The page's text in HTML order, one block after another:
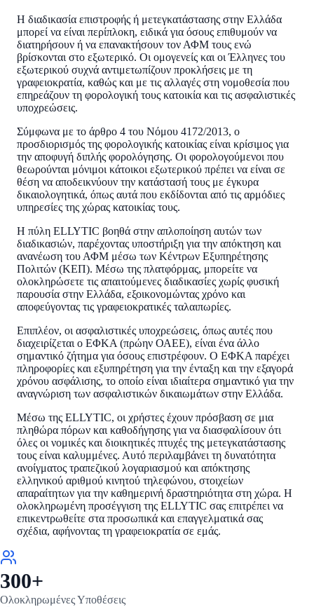
Η διαδικασία επιστροφής ή μετεγκατάστασης στην Ελλάδα
μπορεί να είναι περίπλοκη, ειδικά για όσους επιθυμούν να
διατηρήσουν ή να επανακτήσουν τον ΑΦΜ τους ενώ
βρίσκονται στο εξωτερικό. Οι ομογενείς και οι Έλληνες του
εξωτερικού συχνά αντιμετωπίζουν προκλήσεις με τη
γραφειοκρατία, καθώς και με τις αλλαγές στη νομοθεσία που
επηρεάζουν τη φορολογική τους κατοικία και τις ασφαλιστικές
υποχρεώσεις.
Σύμφωνα με το άρθρο 4 του Νόμου 4172/2013, ο
προσδιορισμός της φορολογικής κατοικίας είναι κρίσιμος για
την αποφυγή διπλής φορολόγησης. Οι φορολογούμενοι που
θεωρούνται μόνιμοι κάτοικοι εξωτερικού πρέπει να είναι σε
θέση να αποδεικνύουν την κατάστασή τους με έγκυρα
δικαιολογητικά, όπως αυτά που εκδίδονται από τις αρμόδιες
υπηρεσίες της χώρας κατοικίας τους.
Η πύλη ELLYTIC βοηθά στην απλοποίηση αυτών των
διαδικασιών, παρέχοντας υποστήριξη για την απόκτηση και
ανανέωση του ΑΦΜ μέσω των Κέντρων Εξυπηρέτησης
Πολιτών (ΚΕΠ). Μέσω της πλατφόρμας, μπορείτε να
ολοκληρώσετε τις απαιτούμενες διαδικασίες χωρίς φυσική
παρουσία στην Ελλάδα, εξοικονομώντας χρόνο και
αποφεύγοντας τις γραφειοκρατικές ταλαιπωρίες.
Επιπλέον, οι ασφαλιστικές υποχρεώσεις, όπως αυτές που
διαχειρίζεται ο ΕΦΚΑ (πρώην ΟΑΕΕ), είναι ένα άλλο
σημαντικό ζήτημα για όσους επιστρέφουν. Ο ΕΦΚΑ παρέχει
πληροφορίες και εξυπηρέτηση για την ένταξη και την εξαγορά
χρόνου ασφάλισης, το οποίο είναι ιδιαίτερα σημαντικό για την
αναγνώριση των ασφαλιστικών δικαιωμάτων στην Ελλάδα.
Μέσω της ELLYTIC, οι χρήστες έχουν πρόσβαση σε μια
πληθώρα πόρων και καθοδήγησης για να διασφαλίσουν ότι
όλες οι νομικές και διοικητικές πτυχές της μετεγκατάστασης
τους είναι καλυμμένες. Αυτό περιλαμβάνει τη δυνατότητα
ανοίγματος τραπεζικού λογαριασμού και απόκτησης
ελληνικού αριθμού κινητού τηλεφώνου, στοιχείων
απαραίτητων για την καθημερινή δραστηριότητα στη χώρα. Η
ολοκληρωμένη προσέγγιση της ELLYTIC σας επιτρέπει να
επικεντρωθείτε στα προσωπικά και επαγγελματικά σας
σχέδια, αφήνοντας τη γραφειοκρατία σε εμάς.
300+
Ολοκληρωμένες Υποθέσεις